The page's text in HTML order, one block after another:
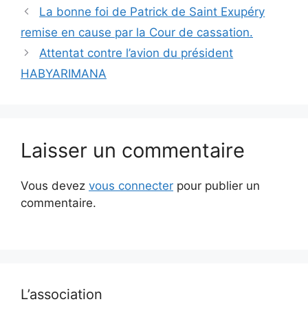
La bonne foi de Patrick de Saint Exupéry
remise en cause par la Cour de cassation.
Attentat contre l’avion du président
HABYARIMANA
Laisser un commentaire
Vous devez vous connecter pour publier un
commentaire.
L’association